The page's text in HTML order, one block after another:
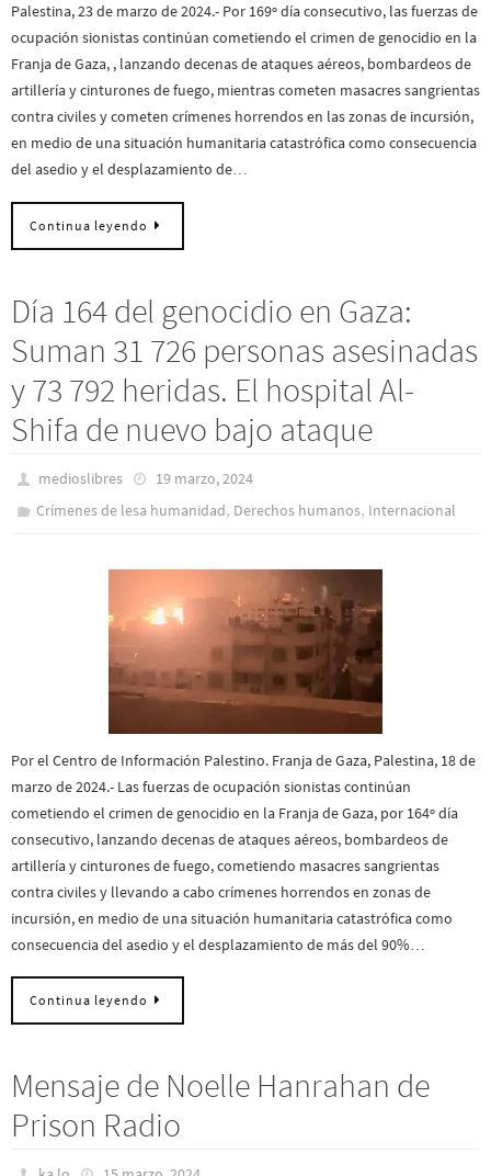
Palestina, 23 de marzo de 2024.- Por 169º día consecutivo, las fuerzas de
ocupación sionistas continúan cometiendo el crimen de genocidio en la
Franja de Gaza, , lanzando decenas de ataques aéreos, bombardeos de
artillería y cinturones de fuego, mientras cometen masacres sangrientas
contra civiles y cometen crímenes horrendos en las zonas de incursión,
en medio de una situación humanitaria catastrófica como consecuencia
del asedio y el desplazamiento de…
Continua leyendo
Día 164 del genocidio en Gaza:
Suman 31 726 personas asesinadas
y 73 792 heridas. El hospital Al-
Shifa de nuevo bajo ataque
medioslibres
19 marzo, 2024
Crímenes de lesa humanidad, Derechos humanos, Internacional
Por el Centro de Información Palestino. Franja de Gaza, Palestina, 18 de
marzo de 2024.- Las fuerzas de ocupación sionistas continúan
cometiendo el crimen de genocidio en la Franja de Gaza, por 164º día
consecutivo, lanzando decenas de ataques aéreos, bombardeos de
artillería y cinturones de fuego, cometiendo masacres sangrientas
contra civiles y llevando a cabo crímenes horrendos en zonas de
incursión, en medio de una situación humanitaria catastrófica como
consecuencia del asedio y el desplazamiento de más del 90%…
Continua leyendo
Mensaje de Noelle Hanrahan de
Prison Radio